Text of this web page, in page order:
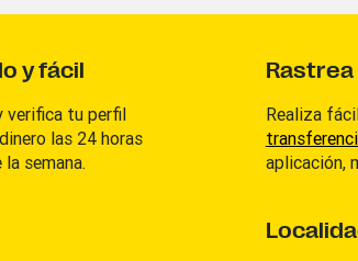
y fácil
verifica tu perfil
las 24 horas
semana.
Realiza
aplicación,